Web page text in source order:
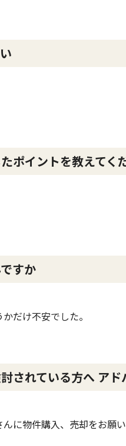
ポイントを教えてく
すか
だけ不安でした。
されている方へ ア
に物件購入、売却をお願